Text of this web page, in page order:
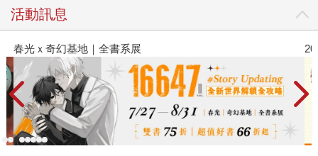
活動訊息
春光ｘ奇幻基地｜全書系展